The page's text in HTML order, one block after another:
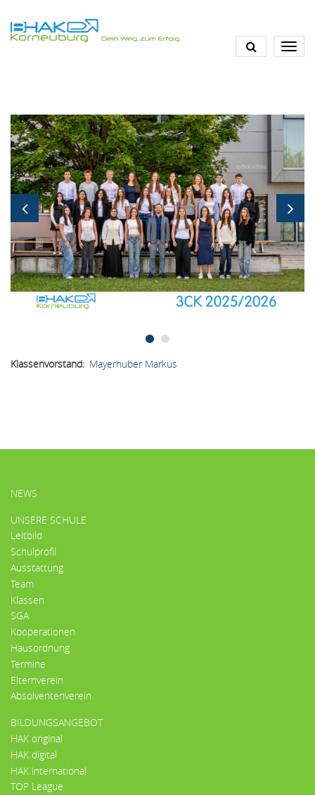
zum
Inhalt
Klassenvorstand Mayerhuber Markus
HAUPTMENÜ
NEWS
UNSERE SCHULE
Leitbild
Schulprofil
Ausstattung
Team
Klassen
SGA
Kooperationen
Hausordnung
Termine
Elternverein
Absolventenverein
BILDUNGSANGEBOT
HAK original
HAK digital
HAK international
TOP League